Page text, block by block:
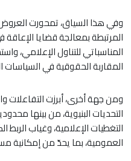
وفي هذا السياق، تمحورت
المرتبطة بمعالجة قضايا الإعاقة
المناسباتي للتناول الإعلامي،
المقاربة الحقوقية في السياسات
ومن جهة أخرى، أبرزت التفاعلات
التحديات البنيوية، من بينها
التغطيات الإعلامية، وغياب
العمومية، بما يحدّ من إمكانية